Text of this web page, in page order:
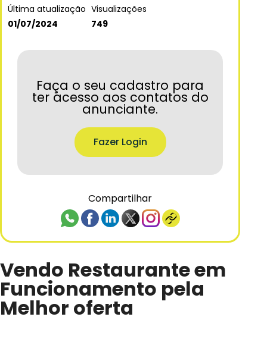
Última atualização
01/07/2024
Visualizações
749
Faça o seu cadastro para
ter acesso aos contatos do
anunciante.
Fazer Login
Compartilhar
Vendo Restaurante em
Funcionamento pela
Melhor oferta